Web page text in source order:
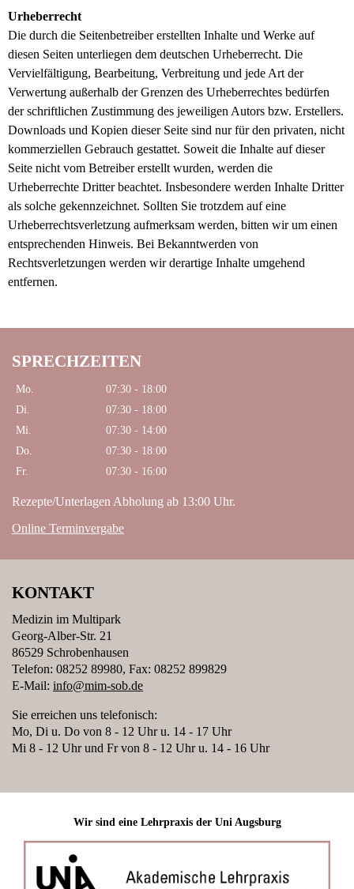
Urheberrecht
Die durch die Seitenbetreiber erstellten Inhalte und Werke auf
diesen Seiten unterliegen dem deutschen Urheberrecht. Die
Vervielfältigung, Bearbeitung, Verbreitung und jede Art der
Verwertung außerhalb der Grenzen des Urheberrechtes bedürfen
der schriftlichen Zustimmung des jeweiligen Autors bzw. Erstellers.
Downloads und Kopien dieser Seite sind nur für den privaten, nicht
kommerziellen Gebrauch gestattet. Soweit die Inhalte auf dieser
Seite nicht vom Betreiber erstellt wurden, werden die
Urheberrechte Dritter beachtet. Insbesondere werden Inhalte Dritter
als solche gekennzeichnet. Sollten Sie trotzdem auf eine
Urheberrechtsverletzung aufmerksam werden, bitten wir um einen
entsprechenden Hinweis. Bei Bekanntwerden von
Rechtsverletzungen werden wir derartige Inhalte umgehend
entfernen.
SPRECHZEITEN
Mo.
07:30 - 18:00
Di.
07:30 - 18:00
Mi.
07:30 - 14:00
Do.
07:30 - 18:00
Fr.
07:30 - 16:00
Rezepte/Unterlagen Abholung ab 13:00 Uhr.
Online Terminvergabe
KONTAKT
Medizin im Multipark
Georg-Alber-Str. 21
86529 Schrobenhausen
Telefon: 08252 89980, Fax: 08252 899829
E-Mail: info@mim-sob.de
Sie erreichen uns telefonisch:
Mo, Di u. Do von 8 - 12 Uhr u. 14 - 17 Uhr
Mi 8 - 12 Uhr und Fr von 8 - 12 Uhr u. 14 - 16 Uhr
Wir sind eine Lehrpraxis der Uni Augsburg